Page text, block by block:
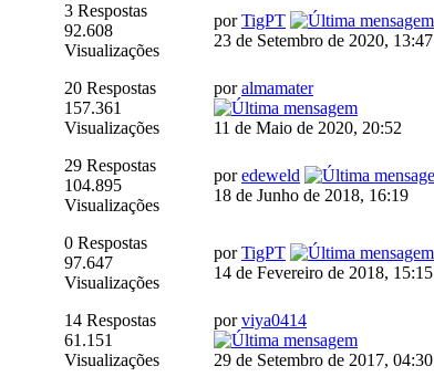
3 Respostas
92.608
Visualizações
porTigPT
23 de Setembro de 2020, 13:47
20 Respostas
157.361
Visualizações
poralmamater
11 de Maio de 2020, 20:52
29 Respostas
104.895
Visualizações
poredeweld
18 de Junho de 2018, 16:19
0 Respostas
97.647
Visualizações
porTigPT
14 de Fevereiro de 2018, 15:15
14 Respostas
61.151
Visualizações
porviya0414
29 de Setembro de 2017, 04:30